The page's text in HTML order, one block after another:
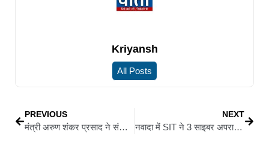
Kriyansh
All Posts
PREVIOUS
मंत्री अरुण शंकर प्रसाद ने संभाला अपना पदभार, कहा-पुनौराधाम में भव्य मंदिर का निर्माण समय से बनेगा
NEXT
नवादा में SIT ने 3 साइबर अपराधियों को किया गिरफ्तार